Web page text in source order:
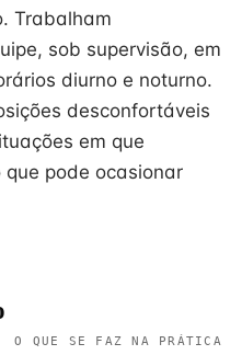
Trabalham
sob supervisão, em
diurno e noturno.
desconfortáveis
em que
pode ocasionar
O QUE SE FAZ NA PRÁTICA